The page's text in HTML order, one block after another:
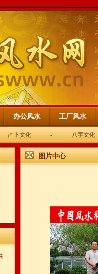
办公风水 工厂风水
占卜文化 - 八字文化
图片中心